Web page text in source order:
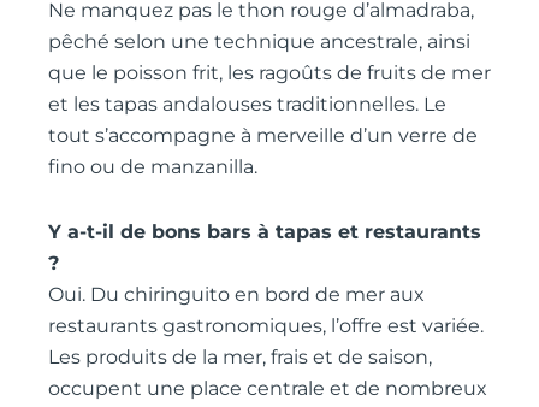
Ne manquez pas le thon rouge d’almadraba,
pêché selon une technique ancestrale, ainsi
que le poisson frit, les ragoûts de fruits de mer
et les tapas andalouses traditionnelles. Le
tout s’accompagne à merveille d’un verre de
fino ou de manzanilla.
Y a-t-il de bons bars à tapas et restaurants
?
Oui. Du chiringuito en bord de mer aux
restaurants gastronomiques, l’offre est variée.
Les produits de la mer, frais et de saison,
occupent une place centrale et de nombreux